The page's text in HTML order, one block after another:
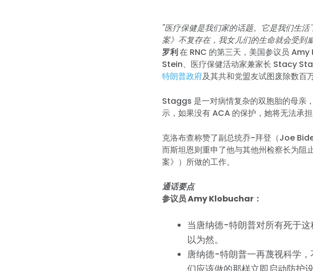
"医疗保健是我们家的话题。它是我们生
案》不复存在，我女儿们的生命就会受到
罗利在 RNC 的第三天，美国参议员
Stein、医疗保健活动家兼家长 Stacy
特朗普政府及其共和党盟友试图废除数百
Staggs 是一对病情复杂的双胞胎的母亲
示，如果没有 ACA 的保护，她将无法承担
克洛布查称赞了副总统乔-拜登（Joe
而斯坦恩则重申了他与其他州检察长为阻
案》）所做的工作。
通话要点
参议员 Amy Klobuchar：
当唐纳德-特朗普对所有死于
以为然。
唐纳德-特朗普一再蔑视科学